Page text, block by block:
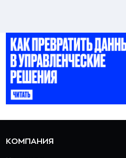
КОМПАНИЯ